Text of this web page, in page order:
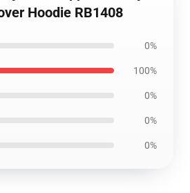
Hoodie RB1408
0%
100%
0%
0%
0%